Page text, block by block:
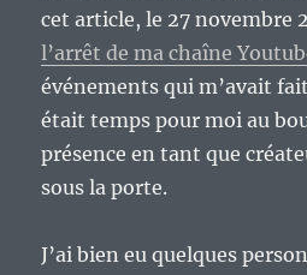
cet article, le 27 novembre
l’arrêt de ma chaîne
événements qui m’avait
était temps pour moi au
présence en tant que
sous la porte.
J’ai bien eu quelques